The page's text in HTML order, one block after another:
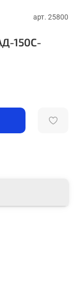
арт. 25800
150С-